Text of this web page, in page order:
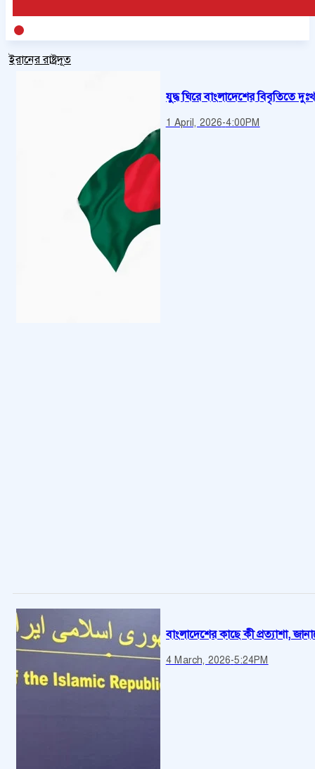
ইরানের রাষ্ট্রদূত
যুদ্ধ ঘিরে বাংলাদেশের বিবৃতিতে
1 April, 2026-4:00PM
বাংলাদেশের কাছে কী প্রত্যাশা,
4 March, 2026-5:24PM